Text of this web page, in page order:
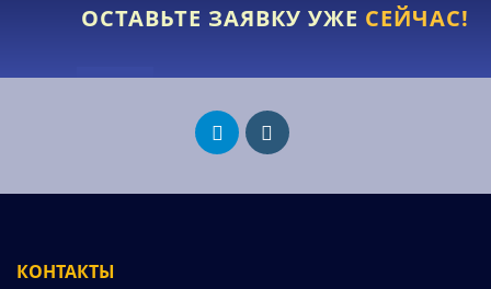
ОСТАВЬТЕ ЗАЯВКУ УЖЕ СЕЙЧАС!
КОНТАКТЫ